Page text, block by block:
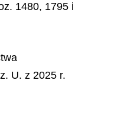
1480, 1795 i
U. z 2025 r.